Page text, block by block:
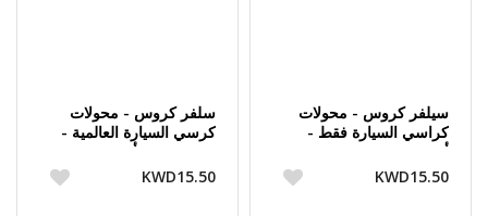
سيلفر كروس - محولات
كراسي السيارة فقط -
أسود - عدد 2
KWD15.50
سلفر كروس - محولات
كرسي السيارة العالمية -
ديون/ريف - أسود
KWD15.50